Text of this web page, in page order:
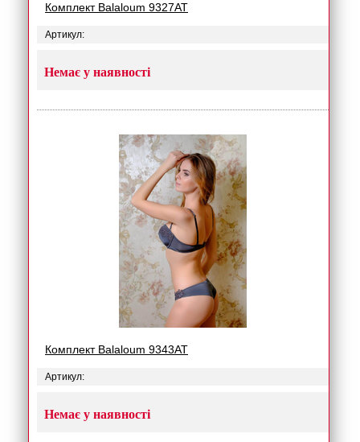
Комплект Balaloum 9327AT
Артикул:
Немає у наявності
Комплект Balaloum 9343AT
Артикул:
Немає у наявності